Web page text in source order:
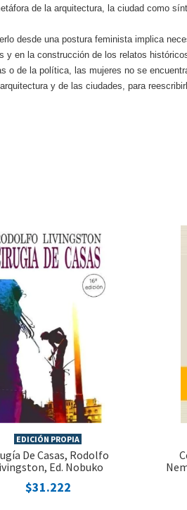
de la arquitectura, la ciudad como
desde una postura feminista implica
y en la construcción de los relatos
o de la política, las mujeres no se
y de las ciudades, para
EDICIÓN PROPIA
De Casas, Rodolfo
Ed. Nobuko
$31.222